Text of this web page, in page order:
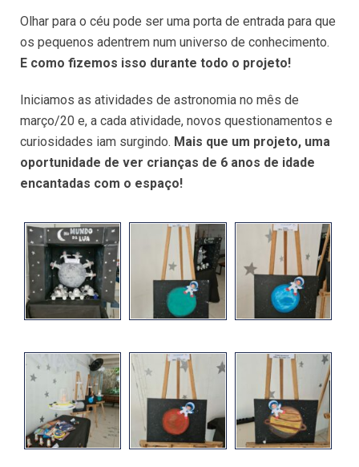
Olhar para o céu pode ser uma porta de entrada para que
os pequenos adentrem num universo de conhecimento.
E como fizemos isso durante todo o projeto!
Iniciamos as atividades de astronomia no mês de
março/20 e, a cada atividade, novos questionamentos e
curiosidades iam surgindo. Mais que um projeto, uma
oportunidade de ver crianças de 6 anos de idade
encantadas com o espaço!